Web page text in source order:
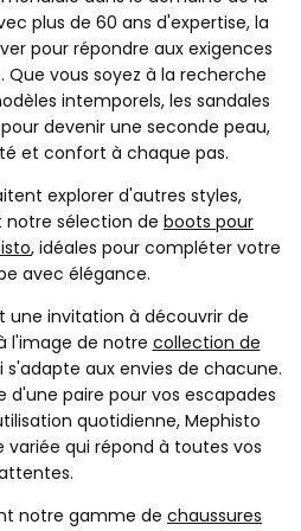
plus de 60 ans d'expertise, la
pour répondre aux exigences
vous soyez à la recherche
intemporels, les sandales
devenir une seconde peau,
et confort à chaque pas.
explorer d'autres styles,
sélection de boots pour
, idéales pour compléter votre
avec élégance.
une invitation à découvrir de
l'image de notre collection de
s'adapte aux envies de chacune.
d'une paire pour vos escapades
quotidienne, Mephisto
qui répond à toutes vos
notre gamme de chaussures